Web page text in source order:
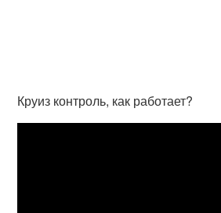
Круиз контроль, как работает?